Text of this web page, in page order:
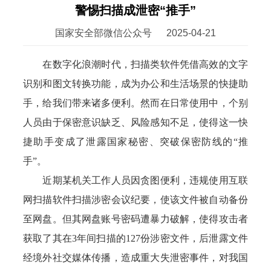
警惕扫描成泄密“推手”
国家安全部微信公众号 2025-04-21
在数字化浪潮时代，扫描类软件凭借高效的文字
识别和图文转换功能，成为办公和生活场景的快捷助
手，给我们带来诸多便利。然而在日常使用中，个别
人员由于保密意识缺乏、风险感知不足，使得这一快
捷助手变成了泄露国家秘密、突破保密防线的“推
手”。
近期某机关工作人员因贪图便利，违规使用互联
网扫描软件扫描涉密会议纪要，使该文件被自动备份
至网盘。但其网盘账号密码遭暴力破解，使得攻击者
获取了其在3年间扫描的127份涉密文件，后泄露文件
经境外社交媒体传播，造成重大失泄密事件，对我国